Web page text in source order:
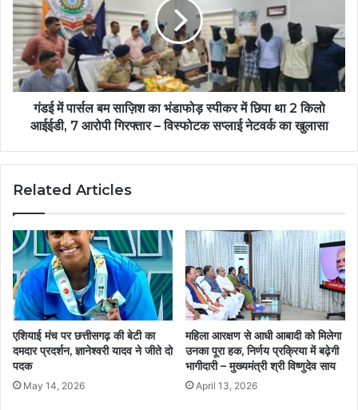
गंडई में पार्सल बम साज़िश का भंडाफोड़ स्पीकर में छिपा था 2 किलो
आईईडी, 7 आरोपी गिरफ्तार – विस्फोटक सप्लाई नेटवर्क का खुलासा
Related Articles
एशियाई मंच पर छत्तीसगढ़ की बेटी का
दमदार प्रदर्शन, ज्ञानेश्वरी यादव ने जीते दो
पदक
May 14, 2026
महिला आरक्षण से आधी आबादी को मिलेगा
उनका पूरा हक, निर्णय प्रक्रिया में बढ़ेगी
भागीदारी – मुख्यमंत्री श्री विष्णुदेव साय
April 13, 2026